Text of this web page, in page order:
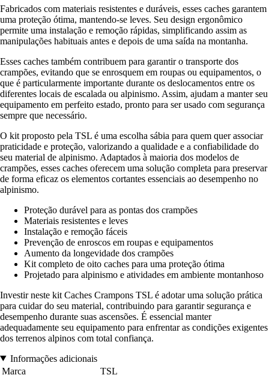
Fabricados com materiais resistentes e duráveis, esses caches garantem
uma proteção ótima, mantendo-se leves. Seu design ergonômico
permite uma instalação e remoção rápidas, simplificando assim as
manipulações habituais antes e depois de uma saída na montanha.
Esses caches também contribuem para garantir o transporte dos
crampões, evitando que se enrosquem em roupas ou equipamentos, o
que é particularmente importante durante os deslocamentos entre os
diferentes locais de escalada ou alpinismo. Assim, ajudam a manter seu
equipamento em perfeito estado, pronto para ser usado com segurança
sempre que necessário.
O kit proposto pela TSL é uma escolha sábia para quem quer associar
praticidade e proteção, valorizando a qualidade e a confiabilidade do
seu material de alpinismo. Adaptados à maioria dos modelos de
crampões, esses caches oferecem uma solução completa para preservar
de forma eficaz os elementos cortantes essenciais ao desempenho no
alpinismo.
Proteção durável para as pontas dos crampões
Materiais resistentes e leves
Instalação e remoção fáceis
Prevenção de enroscos em roupas e equipamentos
Aumento da longevidade dos crampões
Kit completo de oito caches para uma proteção ótima
Projetado para alpinismo e atividades em ambiente montanhoso
Investir neste kit Caches Crampons TSL é adotar uma solução prática
para cuidar do seu material, contribuindo para garantir segurança e
desempenho durante suas ascensões. É essencial manter
adequadamente seu equipamento para enfrentar as condições exigentes
dos terrenos alpinos com total confiança.
Informações adicionais
Marca
TSL